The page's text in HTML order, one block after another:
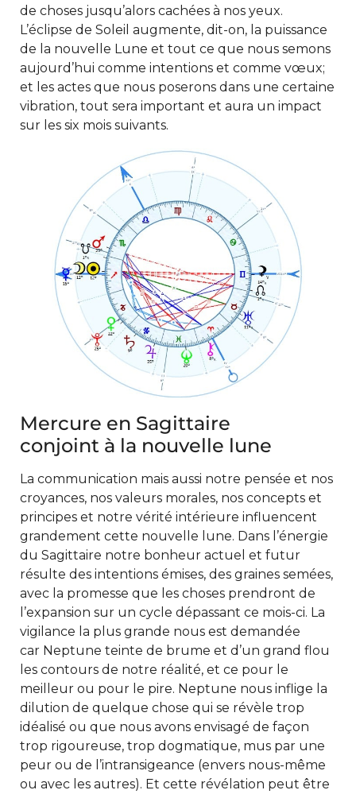
de choses jusqu’alors cachées à nos yeux.
L’éclipse de Soleil augmente, dit-on, la puissance
de la nouvelle Lune et tout ce que nous semons
aujourd’hui comme intentions et comme vœux;
et les actes que nous poserons dans une certaine
vibration, tout sera important et aura un impact
sur les six mois suivants.
Mercure en Sagittaire
conjoint à la nouvelle lune
La communication mais aussi notre pensée et nos
croyances, nos valeurs morales, nos concepts et
principes et notre vérité intérieure influencent
grandement cette nouvelle lune. Dans l’énergie
du Sagittaire notre bonheur actuel et futur
résulte des intentions émises, des graines semées,
avec la promesse que les choses prendront de
l’expansion sur un cycle dépassant ce mois-ci. La
vigilance la plus grande nous est demandée
car Neptune teinte de brume et d’un grand flou
les contours de notre réalité, et ce pour le
meilleur ou pour le pire. Neptune nous inflige la
dilution de quelque chose qui se révèle trop
idéalisé ou que nous avons envisagé de façon
trop rigoureuse, trop dogmatique, mus par une
peur ou de l’intransigeance (envers nous-même
ou avec les autres). Et cette révélation peut être